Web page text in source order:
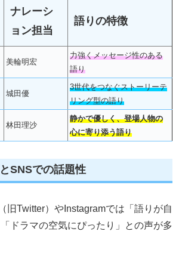
ナレーシ
ョン担当
語りの特徴
美輪明宏
力強くメッセージ性のある
語り
城田優
3世代をつなぐストーリーテ
リング型の語り
林田理沙
静かで優しく、登場人物の
心に寄り添う語り
SNSでの話題性
旧Twitter）やInstagramでは「語りが自
ドラマの空気にぴったり」との声が多